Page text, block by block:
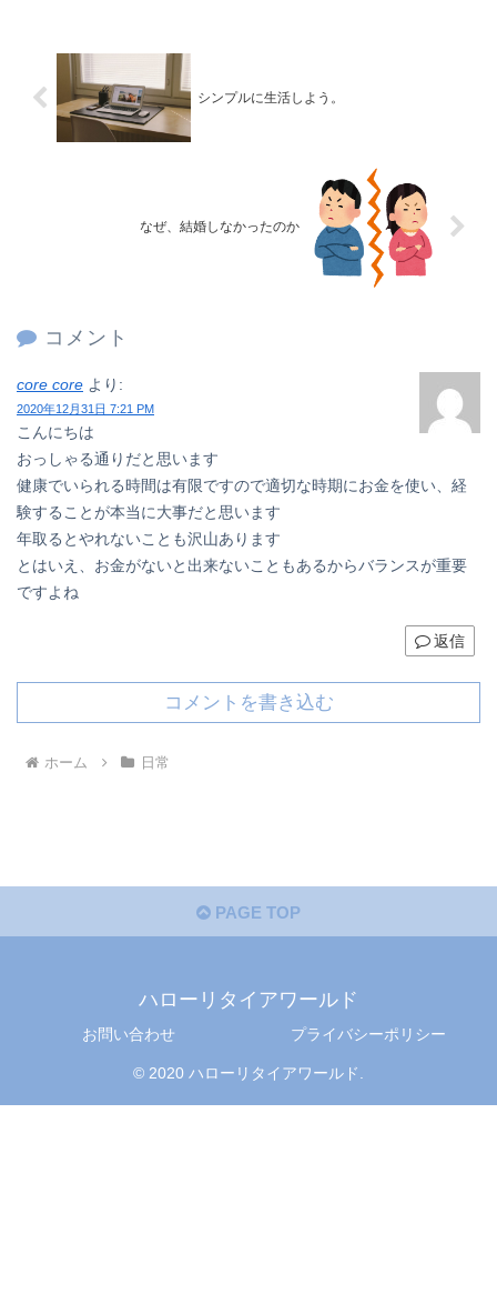
シンプルに生活しよう。
なぜ、結婚しなかったのか
コメント
core core より:
2020年12月31日 7:21 PM
こんにちは
おっしゃる通りだと思います
健康でいられる時間は有限ですので適切な時期にお金を使い、経
験することが本当に大事だと思います
年取るとやれないことも沢山あります
とはいえ、お金がないと出来ないこともあるからバランスが重要
ですよね
返信
コメントを書き込む
ホーム 日常
PAGE TOP
ハローリタイアワールド
お問い合わせ プライバシーポリシー
© 2020 ハローリタイアワールド.